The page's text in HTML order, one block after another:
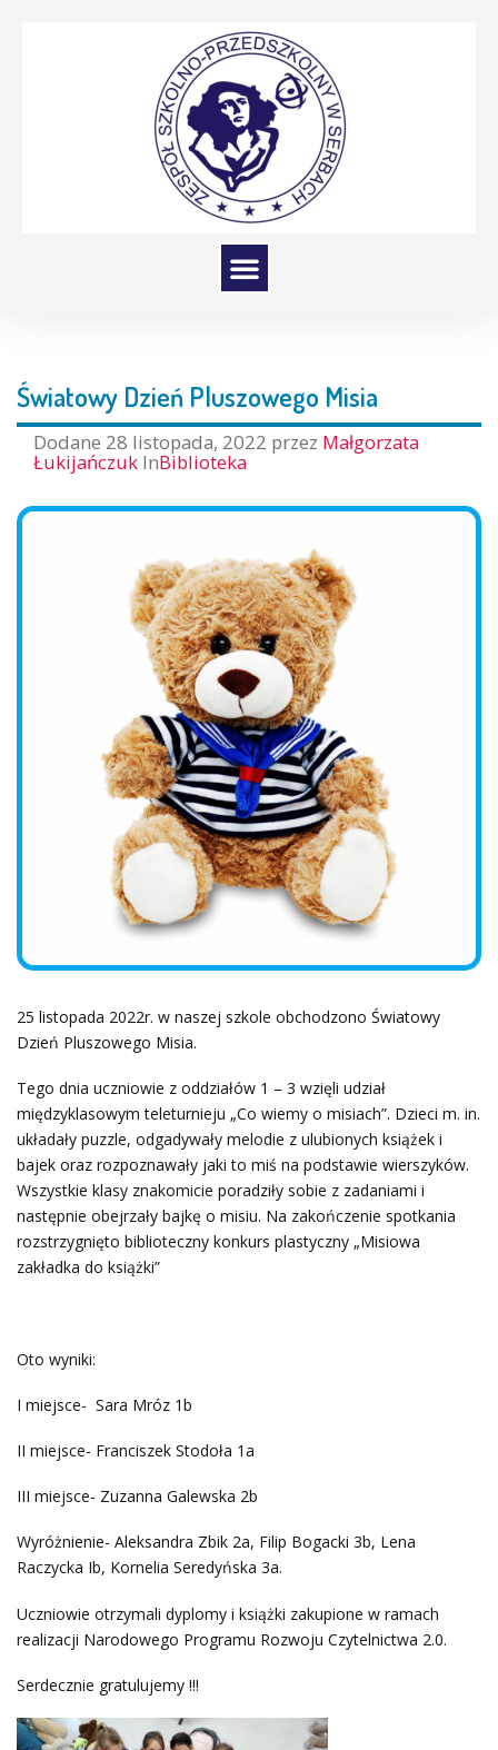
Światowy Dzień Pluszowego Misia
Dodane 28 listopada, 2022 przez Małgorzata
Łukijańczuk InBiblioteka
25 listopada 2022r. w naszej szkole obchodzono Światowy
Dzień Pluszowego Misia.
Tego dnia uczniowie z oddziałów 1 – 3 wzięli udział
międzyklasowym teleturnieju „Co wiemy o misiach”. Dzieci m. in.
układały puzzle, odgadywały melodie z ulubionych książek i
bajek oraz rozpoznawały jaki to miś na podstawie wierszyków.
Wszystkie klasy znakomicie poradziły sobie z zadaniami i
następnie obejrzały bajkę o misiu. Na zakończenie spotkania
rozstrzygnięto biblioteczny konkurs plastyczny „Misiowa
zakładka do książki”
Oto wyniki:
I miejsce- Sara Mróz 1b
II miejsce- Franciszek Stodoła 1a
III miejsce- Zuzanna Galewska 2b
Wyróżnienie- Aleksandra Zbik 2a, Filip Bogacki 3b, Lena
Raczycka Ib, Kornelia Seredyńska 3a.
Uczniowie otrzymali dyplomy i książki zakupione w ramach
realizacji Narodowego Programu Rozwoju Czytelnictwa 2.0.
Serdecznie gratulujemy !!!